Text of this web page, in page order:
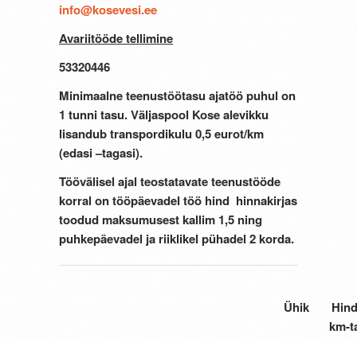
info@kosevesi.ee
Avariitööde tellimine
53320446
Minimaalne teenustöötasu ajatöö puhul on
1 tunni tasu. Väljaspool Kose alevikku
lisandub transpordikulu 0,5 eurot/km
(edasi –tagasi).
Töövälisel ajal teostatavate teenustööde
korral on tööpäevadel töö hind hinnakirjas
toodud maksumusest kallim 1,5 ning
puhkepäevadel ja riiklikel pühadel 2 korda.
Ühik
Hind
km-